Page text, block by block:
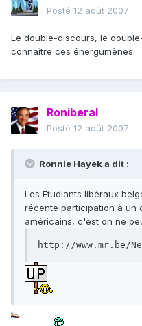
Posté 12 août 2007
Le double-discours, le
connaître ces énergumènes.
Roniberal
Posté 12 août 2007
Ronnie Hayek a dit :
Les Etudiants libéraux
récente participation à un
américains, c'est on ne
http://www.mr.be/